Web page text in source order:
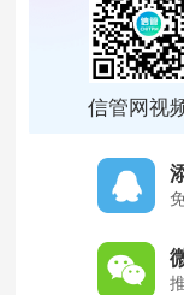
信管网视